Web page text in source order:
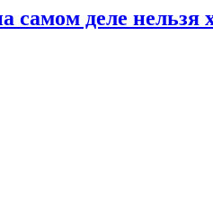
самом деле нельзя